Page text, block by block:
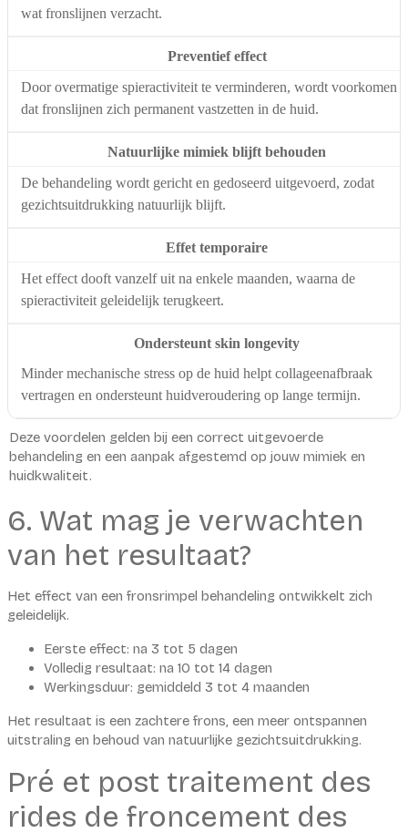
wat fronslijnen verzacht.
Preventief effect
Door overmatige spieractiviteit te verminderen, wordt voorkomen
dat fronslijnen zich permanent vastzetten in de huid.
Natuurlijke mimiek blijft behouden
De behandeling wordt gericht en gedoseerd uitgevoerd, zodat
gezichtsuitdrukking natuurlijk blijft.
Effet temporaire
Het effect dooft vanzelf uit na enkele maanden, waarna de
spieractiviteit geleidelijk terugkeert.
Ondersteunt skin longevity
Minder mechanische stress op de huid helpt collageenafbraak
vertragen en ondersteunt huidveroudering op lange termijn.
Deze voordelen gelden bij een correct uitgevoerde
behandeling en een aanpak afgestemd op jouw mimiek en
huidkwaliteit.
6. Wat mag je verwachten
van het resultaat?
Het effect van een fronsrimpel behandeling ontwikkelt zich
geleidelijk.
Eerste effect: na 3 tot 5 dagen
Volledig resultaat: na 10 tot 14 dagen
Werkingsduur: gemiddeld 3 tot 4 maanden
Het resultaat is een zachtere frons, een meer ontspannen
uitstraling en behoud van natuurlijke gezichtsuitdrukking.
Pré et post traitement des
rides de froncement des